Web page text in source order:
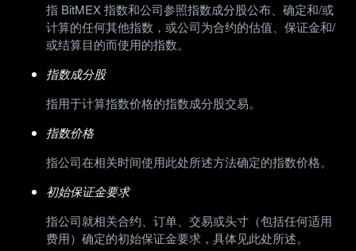
指 BitMEX 指数和公司参照指数成分股公布、确定和/或
计算的任何其他指数，或公司为合约的估值、保证金和/
或结算目的而使用的指数。
指数成分股
指用于计算指数价格的指数成分股交易。
指数价格
指公司在相关时间使用此处所述方法确定的指数价格。
初始保证金要求
指公司就相关合约、订单、交易或头寸（包括任何适用
费用）确定的初始保证金要求，具体见此处所述。